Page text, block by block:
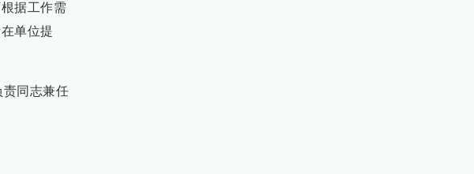
据工作需
单位提
同志兼任